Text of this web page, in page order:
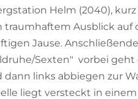
Helm (2040),
traumhaftem Ausblick auf
Jause.
Sexten" vorbei geht
links abbiegen zur
liegt versteckt in